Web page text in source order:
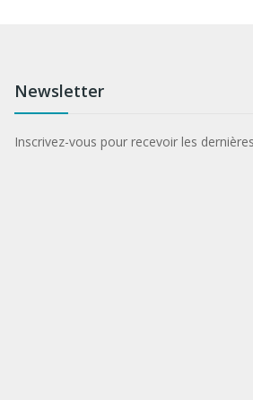
Newsletter
Inscrivez-vous pour recevoir les